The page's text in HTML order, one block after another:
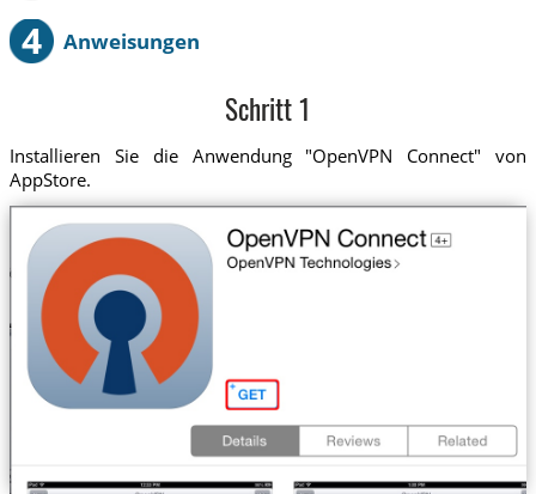
4 Anweisungen
Schritt 1
Installieren Sie die Anwendung "OpenVPN Connect" von
AppStore.